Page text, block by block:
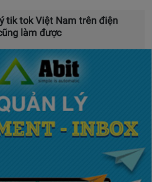
tik tok Việt Nam trên điện
làm được